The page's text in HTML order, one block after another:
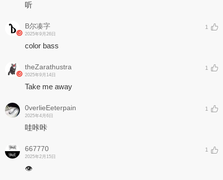
听
B尔凑字
2025年9月26日
1
color bass
theZarathustra
2025年9月14日
1
Take me away
0verlieEeterpain
2025年4月6日
1
哇咔咔
667770
2025年2月15日
1
👁️